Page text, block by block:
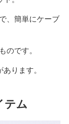
、簡単にケーブ
のです。
ります。
テム